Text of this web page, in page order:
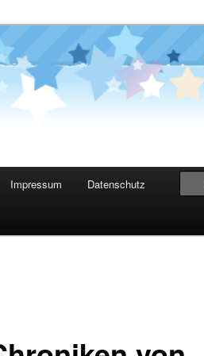
Impressum Datenschutz